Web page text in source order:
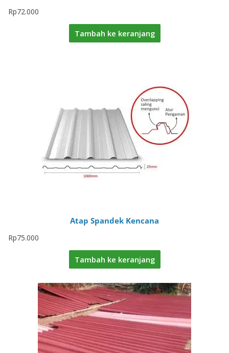
Rp72.000
Tambah ke keranjang
Atap Spandek Kencana
Rp75.000
Tambah ke keranjang